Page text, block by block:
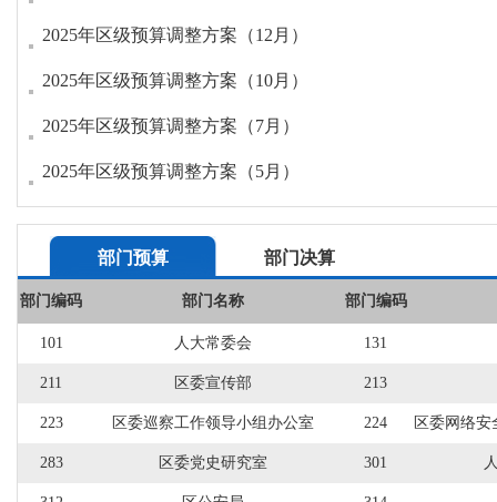
2025年区级预算调整方案（12月）
2025年区级预算调整方案（10月）
2025年区级预算调整方案（7月）
2025年区级预算调整方案（5月）
部门预算 部门决算
部门编码 部门名称 部门编码
101 人大常委会 131
211 区委宣传部 213
223 区委巡察工作领导小组办公室 224 区委网络
283 区委党史研究室 301